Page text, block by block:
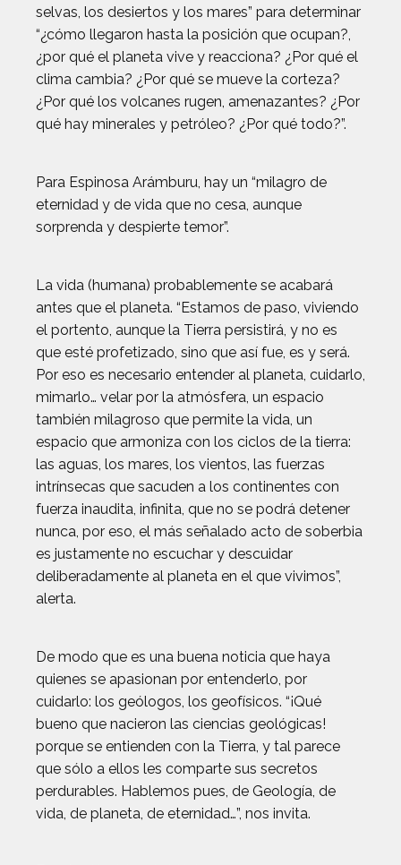
selvas, los desiertos y los mares” para determinar
“¿cómo llegaron hasta la posición que ocupan?,
¿por qué el planeta vive y reacciona? ¿Por qué el
clima cambia? ¿Por qué se mueve la corteza?
¿Por qué los volcanes rugen, amenazantes? ¿Por
qué hay minerales y petróleo? ¿Por qué todo?”.
Para Espinosa Arámburu, hay un “milagro de
eternidad y de vida que no cesa, aunque
sorprenda y despierte temor”.
La vida (humana) probablemente se acabará
antes que el planeta. “Estamos de paso, viviendo
el portento, aunque la Tierra persistirá, y no es
que esté profetizado, sino que así fue, es y será.
Por eso es necesario entender al planeta, cuidarlo,
mimarlo… velar por la atmósfera, un espacio
también milagroso que permite la vida, un
espacio que armoniza con los ciclos de la tierra:
las aguas, los mares, los vientos, las fuerzas
intrínsecas que sacuden a los continentes con
fuerza inaudita, infinita, que no se podrá detener
nunca, por eso, el más señalado acto de soberbia
es justamente no escuchar y descuidar
deliberadamente al planeta en el que vivimos”,
alerta.
De modo que es una buena noticia que haya
quienes se apasionan por entenderlo, por
cuidarlo: los geólogos, los geofísicos. “¡Qué
bueno que nacieron las ciencias geológicas!
porque se entienden con la Tierra, y tal parece
que sólo a ellos les comparte sus secretos
perdurables. Hablemos pues, de Geología, de
vida, de planeta, de eternidad…”, nos invita.